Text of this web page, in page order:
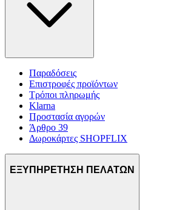
Παραδόσεις
Επιστροφές προϊόντων
Τρόποι πληρωμής
Klarna
Προστασία αγορών
Άρθρο 39
Δωροκάρτες SHOPFLIX
ΕΞΥΠΗΡΕΤΗΣΗ ΠΕΛΑΤΩΝ